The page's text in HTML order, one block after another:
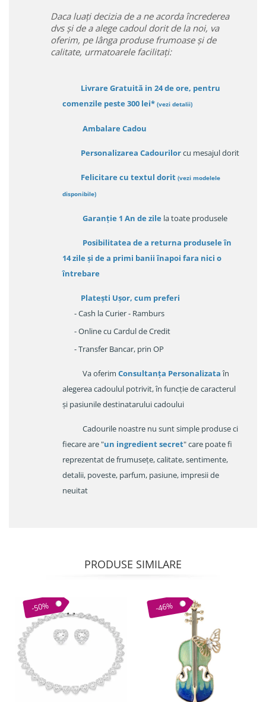
Daca luați decizia de a ne acorda încrederea
dvs și de a alege cadoul dorit de la noi, va
oferim, pe lânga produse frumoase și de
calitate, urmatoarele facilitați:
Livrare Gratuită in 24 de ore, pentru
comenzile peste 300 lei* (vezi detalii)
Ambalare Cadou
Personalizarea Cadourilorcu mesajul dorit
Felicitare cu textul dorit (vezi modelele
disponibile)
Garanție 1 An de zile la toate produsele
Posibilitatea de a returna produsele în
14 zileși de a primi banii înapoi fara nici o
întrebare
Platești Ușor, cum preferi
- Cash la Curier - Ramburs
- Online cu Cardul de Credit
- Transfer Bancar, prin OP
Va oferim Consultanța Personalizataîn
alegerea cadoulul potrivit, în funcție de caracterul
și pasiunile destinatarului cadoului
Cadourile noastre nu sunt simple produse ci
fiecare are "un ingredient secret" care poate fi
reprezentat de frumusețe, calitate, sentimente,
detalii, poveste, parfum, pasiune, impresii de
neuitat
PRODUSE SIMILARE
-50% -46%